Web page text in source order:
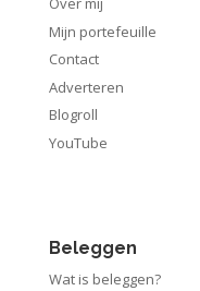
Mijn portefeuille
Contact
Adverteren
Blogroll
YouTube
Beleggen
Wat is beleggen?